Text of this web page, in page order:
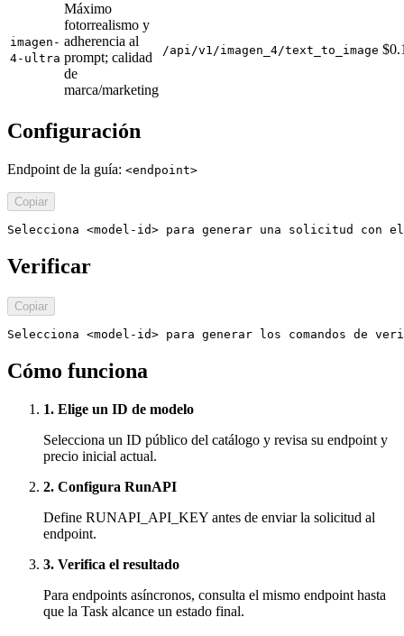
imagen-
4-ultra
Máximo
fotorrealismo y
adherencia al
prompt; calidad
de
marca/marketing
/api/v1/imagen_4/text_to_image
Configuración
Endpoint de la guía: <endpoint>
Copiar
Selecciona <model-id> para generar una solicitud con
Verificar
Copiar
Selecciona <model-id> para generar los comandos de
Cómo funciona
1. Elige un ID de modelo
Selecciona un ID público del catálogo y revisa su endpoint y
precio inicial actual.
2. Configura RunAPI
Define RUNAPI_API_KEY antes de enviar la solicitud al
endpoint.
3. Verifica el resultado
Para endpoints asíncronos, consulta el mismo endpoint hasta
que la Task alcance un estado final.